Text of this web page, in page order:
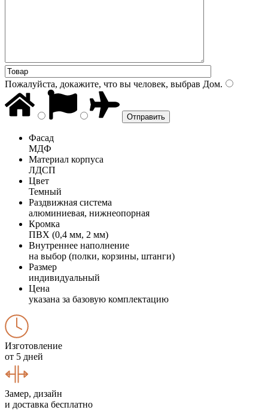
Пожалуйста, докажите, что вы человек, выбрав Дом.
Фасад
МДФ
Материал корпуса
ЛДСП
Цвет
Темный
Раздвижная система
алюминиевая, нижнеопорная
Кромка
ПВХ (0,4 мм, 2 мм)
Внутреннее наполнение
на выбор (полки, корзины, штанги)
Размер
индивидуальный
Цена
указана за базовую комплектацию
Изготовление
от 5 дней
Замер, дизайн
и доставка бесплатно